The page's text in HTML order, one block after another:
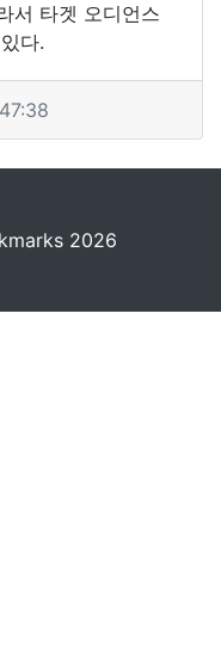
서 타겟 오디언스
다.
2026